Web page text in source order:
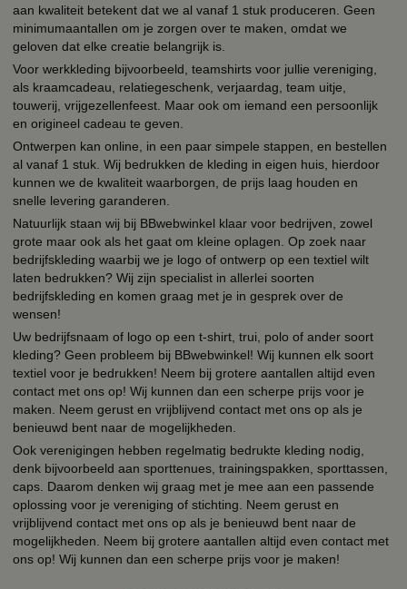
aan kwaliteit betekent dat we al vanaf 1 stuk produceren. Geen
minimumaantallen om je zorgen over te maken, omdat we
geloven dat elke creatie belangrijk is.
Voor werkkleding bijvoorbeeld, teamshirts voor jullie vereniging,
als kraamcadeau, relatiegeschenk, verjaardag, team uitje,
touwerij, vrijgezellenfeest. Maar ook om iemand een persoonlijk
en origineel cadeau te geven.
Ontwerpen kan online, in een paar simpele stappen, en bestellen
al vanaf 1 stuk. Wij bedrukken de kleding in eigen huis, hierdoor
kunnen we de kwaliteit waarborgen, de prijs laag houden en
snelle levering garanderen.
Natuurlijk staan wij bij BBwebwinkel klaar voor bedrijven, zowel
grote maar ook als het gaat om kleine oplagen. Op zoek naar
bedrijfskleding waarbij we je logo of ontwerp op een textiel wilt
laten bedrukken? Wij zijn specialist in allerlei soorten
bedrijfskleding en komen graag met je in gesprek over de
wensen!
Uw bedrijfsnaam of logo op een t-shirt, trui, polo of ander soort
kleding? Geen probleem bij BBwebwinkel! Wij kunnen elk soort
textiel voor je bedrukken! Neem bij grotere aantallen altijd even
contact met ons op! Wij kunnen dan een scherpe prijs voor je
maken. Neem gerust en vrijblijvend contact met ons op als je
benieuwd bent naar de mogelijkheden.
Ook verenigingen hebben regelmatig bedrukte kleding nodig,
denk bijvoorbeeld aan sporttenues, trainingspakken, sporttassen,
caps. Daarom denken wij graag met je mee aan een passende
oplossing voor je vereniging of stichting. Neem gerust en
vrijblijvend contact met ons op als je benieuwd bent naar de
mogelijkheden. Neem bij grotere aantallen altijd even contact met
ons op! Wij kunnen dan een scherpe prijs voor je maken!